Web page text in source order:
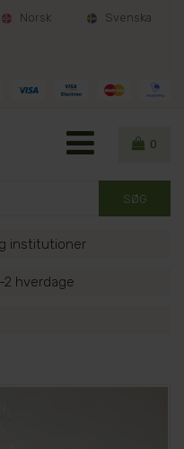
Norsk Svenska
0
institutioner
2 hverdage